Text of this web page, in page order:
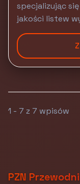
specjalizując
jakości listew
1 - 7 z 7 wpisów
PZN